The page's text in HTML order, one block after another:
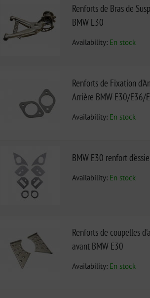
Renforts de Bras de
BMW E30
Availability: En stock
Renforts de Fixation
Arrière BMW E30/E36/
Availability: En stock
BMW E30 renfort
Availability: En stock
Renforts de coupelles
avant BMW E30
Availability: En stock